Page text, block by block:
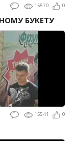
15570 0
БУКЕТУ
15541 0